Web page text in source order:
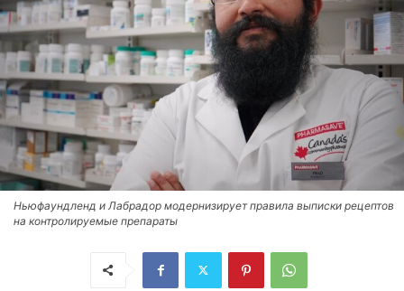
Ньюфаундленд и Лабрадор модернизирует правила выписки рецептов
на контролируемые препараты